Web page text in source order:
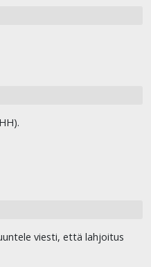
viesti, että lahjoitus